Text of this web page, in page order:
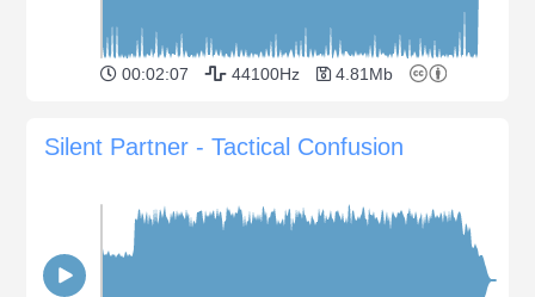
00:02:07 44100Hz 4.81Mb
Silent Partner - Tactical Confusion